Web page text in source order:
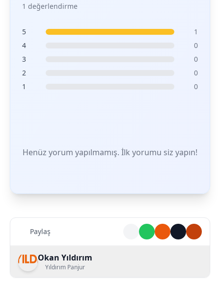
1 değerlendirme
5
1
4
0
3
0
2
0
1
0
Henüz yorum yapılmamış. İlk yorumu siz yapın!
Paylaş
Okan Yıldırım
Yıldırım Panjur